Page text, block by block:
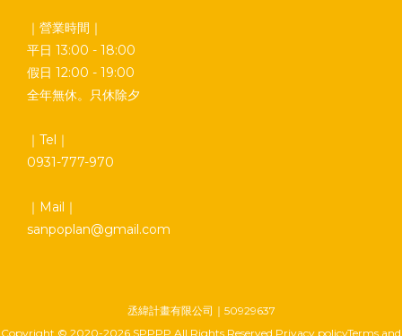
｜營業時間｜
平日 13:00 - 18:00
假日 12:00 - 19:00
全年無休。只休除夕
｜Tel｜
0931-777-970
｜Mail｜
sanpoplan@gmail.com
丞緯計畫有限公司｜50929637
Copyright © 2020-2026 SPPPP All Rights Reserved Privacy policyTerms and